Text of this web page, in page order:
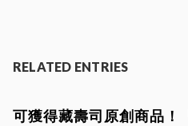
RELATED ENTRIES
可獲得藏壽司原創商品！